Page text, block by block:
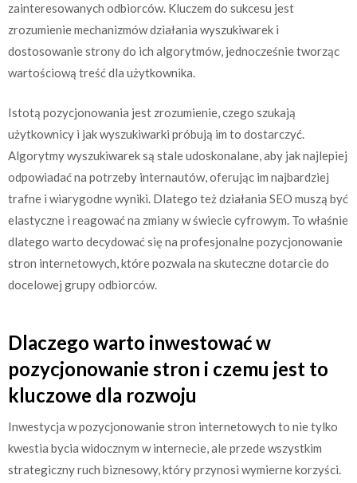
zainteresowanych odbiorców. Kluczem do sukcesu jest
zrozumienie mechanizmów działania wyszukiwarek i
dostosowanie strony do ich algorytmów, jednocześnie tworząc
wartościową treść dla użytkownika.
Istotą pozycjonowania jest zrozumienie, czego szukają
użytkownicy i jak wyszukiwarki próbują im to dostarczyć.
Algorytmy wyszukiwarek są stale udoskonalane, aby jak najlepiej
odpowiadać na potrzeby internautów, oferując im najbardziej
trafne i wiarygodne wyniki. Dlatego też działania SEO muszą być
elastyczne i reagować na zmiany w świecie cyfrowym. To właśnie
dlatego warto decydować się na profesjonalne pozycjonowanie
stron internetowych, które pozwala na skuteczne dotarcie do
docelowej grupy odbiorców.
Dlaczego warto inwestować w
pozycjonowanie stron i czemu jest to
kluczowe dla rozwoju
Inwestycja w pozycjonowanie stron internetowych to nie tylko
kwestia bycia widocznym w internecie, ale przede wszystkim
strategiczny ruch biznesowy, który przynosi wymierne korzyści.